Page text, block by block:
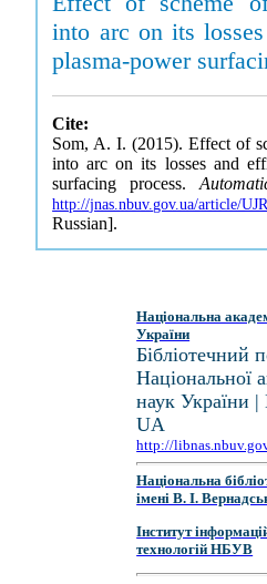
into arc on its
plasma-power
Cite:
Som, A. I. (2015). Effect of
into arc on its losses and
surfacing process.
http://jnas.nbuv.gov.ua/article/
Russian].
Національна
України
Бібліотечний
Національної
наук України
UA
http://
Національна
імені В. І.
Інститут
технологій НБУВ